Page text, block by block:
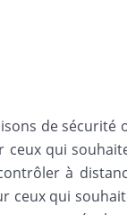
de sécurité
ceux qui
à
ceux qui